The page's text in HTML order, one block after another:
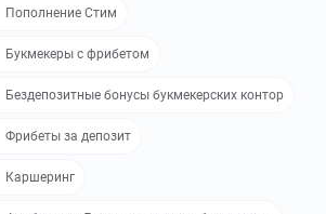
Пополнение Стим
Букмекеры с фрибетом
Бездепозитные бонусы букмекерских контор
Фрибеты за депозит
Каршеринг